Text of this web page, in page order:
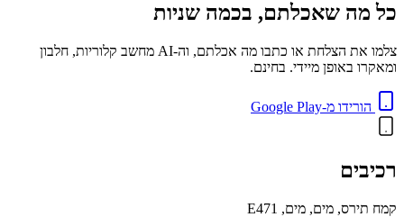
כל מה שאכלתם, בכמה שניות
צלמו את הצלחת או כתבו מה אכלתם, וה-AI מחשב קלוריות, חלבון
ומאקרו באופן מיידי. בחינם.
הורידו מ-Google Play
רכיבים
קמח תירס, מים, מים, E471